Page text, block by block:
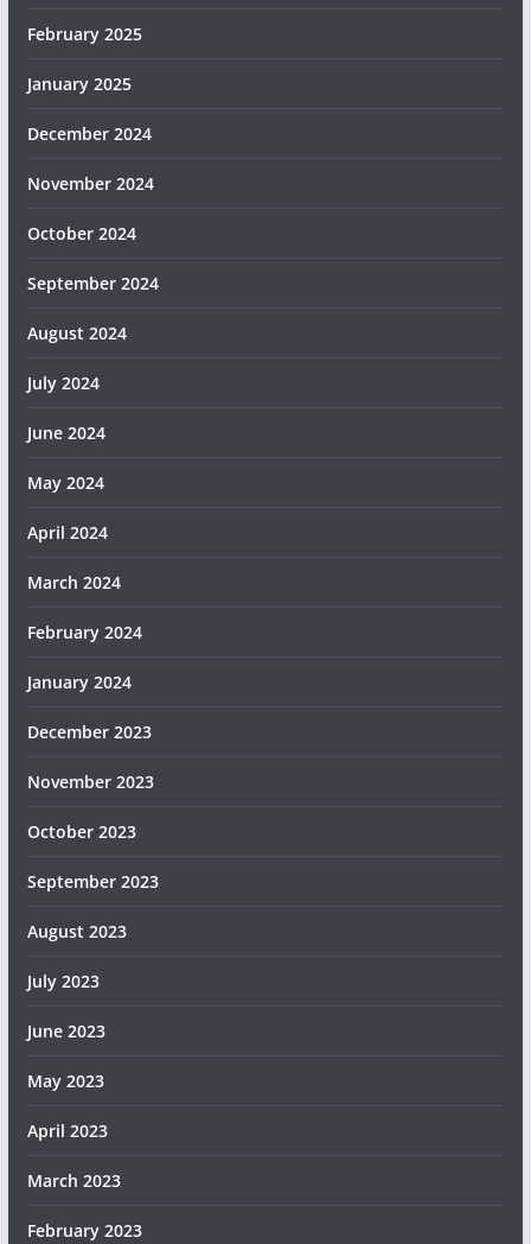
February 2025
January 2025
December 2024
November 2024
October 2024
September 2024
August 2024
July 2024
June 2024
May 2024
April 2024
March 2024
February 2024
January 2024
December 2023
November 2023
October 2023
September 2023
August 2023
July 2023
June 2023
May 2023
April 2023
March 2023
February 2023